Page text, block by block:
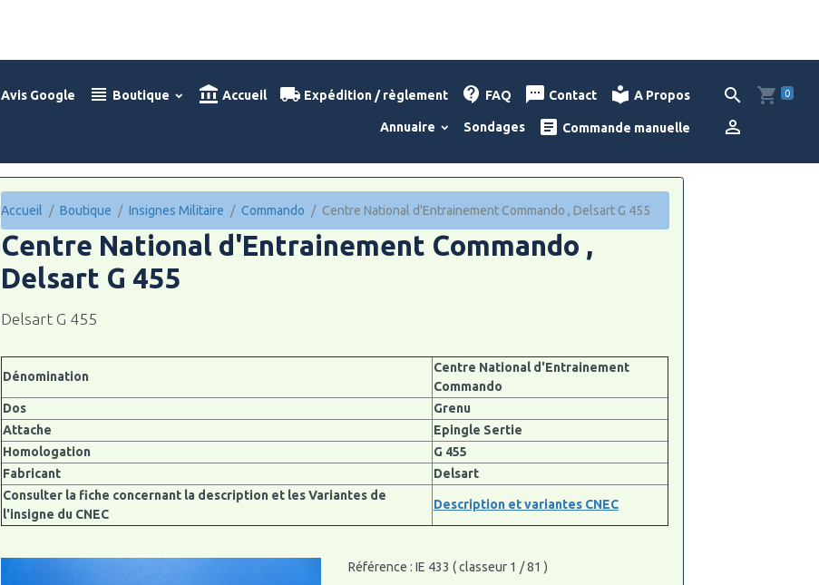
Avis Google Boutique Accueil Expédition / règlement FAQ Contact A Propos
Annuaire Sondages Commande manuelle
0
Accueil Boutique Insignes Militaire Commando Centre National d'Entrainement Commando , Delsart G 455
Centre National d'Entrainement Commando ,
Delsart G 455
Delsart G 455
Dénomination
Centre National d'Entrainement
Commando
Dos
Grenu
Attache
Epingle Sertie
Homologation
G 455
Fabricant
Delsart
Consulter la fiche concernant la description et les Variantes de
l'insigne du CNEC
Description et variantes CNEC
Référence : IE 433 ( classeur 1 / 81 )